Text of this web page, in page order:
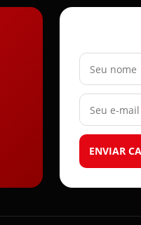
Seu nome
Seu e-mail
ENVIAR